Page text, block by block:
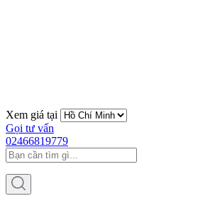
Xem giá tại
Gọi tư vấn
02466819779